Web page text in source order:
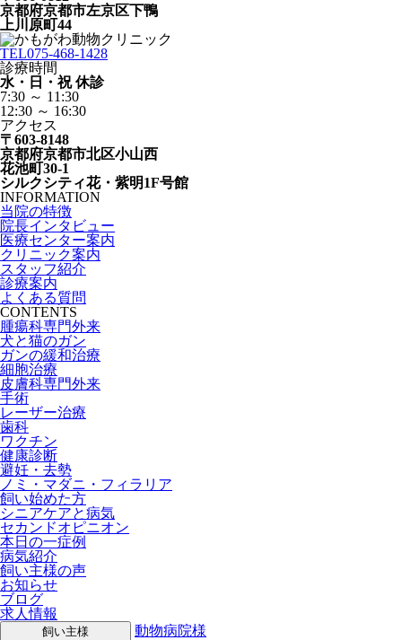
京都府京都市左京区下鴨
上川原町44
TEL075-468-1428
診療時間
水・日・祝 休診
7:30 ～ 11:30
12:30 ～ 16:30
アクセス
〒603-8148
京都府京都市北区小山西
花池町30-1
シルクシティ花・紫明1F号館
INFORMATION
当院の特徴
院長インタビュー
医療センター案内
クリニック案内
スタッフ紹介
診療案内
よくある質問
CONTENTS
腫瘍科専門外来
犬と猫のガン
ガンの緩和治療
細胞治療
皮膚科専門外来
手術
レーザー治療
歯科
ワクチン
健康診断
避妊・去勢
ノミ・マダニ・フィラリア
飼い始めた方
シニアケアと病気
セカンドオピニオン
本日の一症例
病気紹介
飼い主様の声
お知らせ
ブログ
求人情報
飼い主様
動物病院様